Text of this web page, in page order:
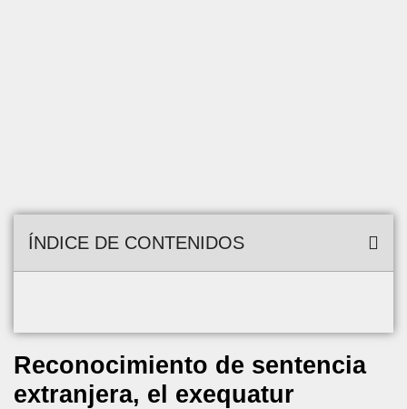
ÍNDICE DE CONTENIDOS
Reconocimiento de sentencia
extranjera, el exequatur